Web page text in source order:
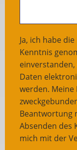
Ja, ich habe die
Kenntnis
Daten
werden.
Beantwortung
Absenden des
mich mit der